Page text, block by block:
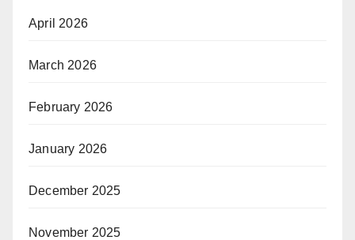
April 2026
March 2026
February 2026
January 2026
December 2025
November 2025